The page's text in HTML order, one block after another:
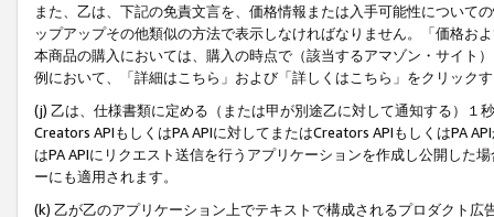
また、乙は、下記の免責文言を、価格情報または入手可能性について
ップアップその他類似の方法で表示しなければなりません。「価格
本商品の購入においては、購入の時点で（該当するアマゾン・サイト
例において、「詳細はこちら」および「詳しくはこちら」をクリック
(j) 乙は、仕様書類に定める（または甲が別途乙に対して通知する）
Creators APIもしくはPA APIに対してまたはCreators APIもしくはPA
はPA APIにリクエスト送信を行うアプリケーションを作成し公開した
ーにも適用されます。
(k) 乙が乙のアプリケーション上でテキストで構成されるプロダクト